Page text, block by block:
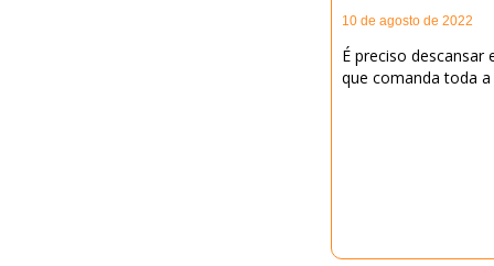
10 de agosto de 2022
É preciso descansar
que comanda toda